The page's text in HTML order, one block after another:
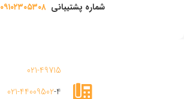
شماره پشتیبانی۰۹۱۰۲۳۰۵۳۰۸
021-49715
021-44009502-4